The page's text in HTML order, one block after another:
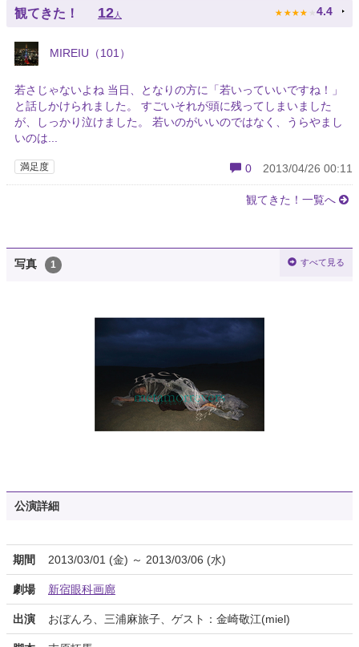
観てきた！ 12 人 ★ ★ ★ ★ ★ 4.4
MIREIU（101）
若さじゃないよね 当日、となりの方に「若いっていいですね！」
と話しかけられました。 すごいそれが頭に残ってしまいました
が、しっかり泣けました。 若いのがいいのではなく、うらやまし
いのは...
満足度 0 2013/04/26 00:11
観てきた！一覧へ
写真 1 すべて見る
公演詳細
期間 2013/03/01 (金) ～ 2013/03/06 (水)
劇場 新宿眼科画廊
出演 おぼんろ、三浦麻旅子、ゲスト：金崎敬江(miel)